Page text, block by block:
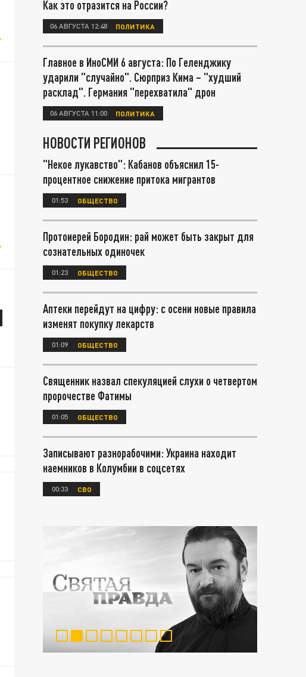
Как это отразится на России?
06 АВГУСТА 12:48 ПОЛИТИКА
Главное в ИноСМИ 6 августа: По Геленджику
ударили "случайно". Сюрприз Кима – "худший
расклад". Германия "перехватила" дрон
06 АВГУСТА 11:00 ПОЛИТИКА
НОВОСТИ РЕГИОНОВ
"Некое лукавство": Кабанов объяснил 15-
процентное снижение притока мигрантов
01:53 ОБЩЕСТВО
Протоиерей Бородин: рай может быть закрыт для
сознательных одиночек
01:23 ОБЩЕСТВО
Аптеки перейдут на цифру: с осени новые правила
изменят покупку лекарств
01:09 ОБЩЕСТВО
Священник назвал спекуляцией слухи о четвертом
пророчестве Фатимы
01:05 ОБЩЕСТВО
Записывают разнорабочими: Украина находит
наемников в Колумбии в соцсетях
00:33 СВО